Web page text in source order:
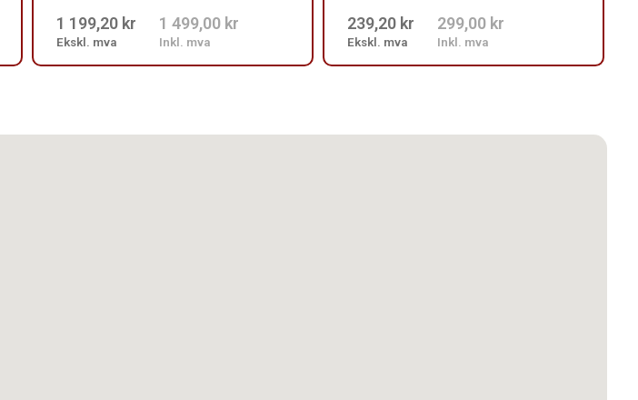
1 199,20 kr
Ekskl. mva
1 499,00 kr
Inkl. mva
239,20 kr
Ekskl. mva
299,00 kr
Inkl. mva